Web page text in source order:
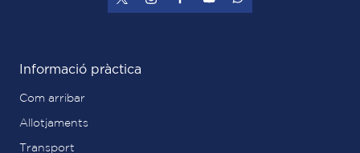
Informació pràctica
Com arribar
Allotjaments
Transport